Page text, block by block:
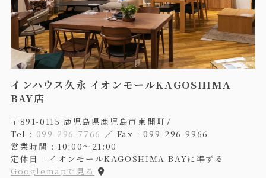
インハウス久永 イオンモールKAGOSHIMA
BAY店
〒891-0115 鹿児島県鹿児島市東開町7
Tel : 099-296-7766 ／ Fax : 099-296-9966
営業時間 : 10:00〜21:00
定休日 : イオンモールKAGOSHIMA BAYに準ずる
Googlemapで見る